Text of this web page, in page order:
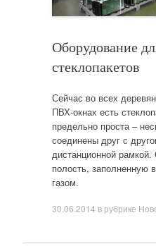
Оборудование
стеклопакетов
Сейчас во всех
ПВХ-окнах есть
предельно проста –
соединены друг с
дистанционной
полость, заполненную
газом.
30.06.2014 в рубрике